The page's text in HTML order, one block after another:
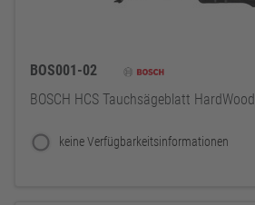
BOS001-02
BOSCH HCS Tauchsägeblatt HardWood
keine Verfügbarkeitsinformationen